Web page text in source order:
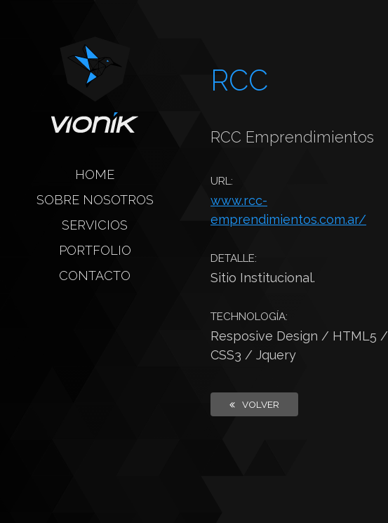
HOME
SOBRE NOSOTROS
SERVICIOS
PORTFOLIO
CONTACTO
RCC
RCC Emprendimientos
URL:
www.rcc-
emprendimientos.com.ar/
DETALLE:
Sitio Institucional.
TECHNOLOGÍA:
Resposive Design / HTML5 /
CSS3 / Jquery
VOLVER